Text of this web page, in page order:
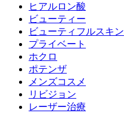
ヒアルロン酸
ビューティー
ビューティフルスキン
プライベート
ホクロ
ポテンザ
メンズコスメ
リビジョン
レーザー治療